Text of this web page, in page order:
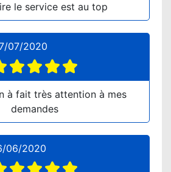
le service est au top
07/2020
à fait très attention à mes
demandes
06/2020